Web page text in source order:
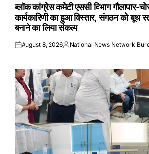
ब्लॉक कांग्रेस कमेटी एससी विभाग गौलापार-
कार्यकारिणी का हुआ विस्तार, संगठन को बूथ
बनाने का लिया संकल्प
Posted
August 8, 2026Posted
National News Network